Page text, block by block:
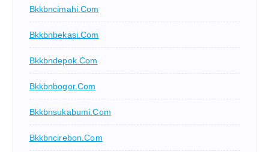
Bkkbncimahi.com
Bkkbnbekasi.com
Bkkbndepok.com
Bkkbnbogor.com
Bkkbnsukabumi.com
Bkkbncirebon.com